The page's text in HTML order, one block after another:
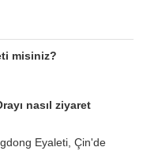
misiniz?
nasıl ziyaret
Eyaleti, Çin'de